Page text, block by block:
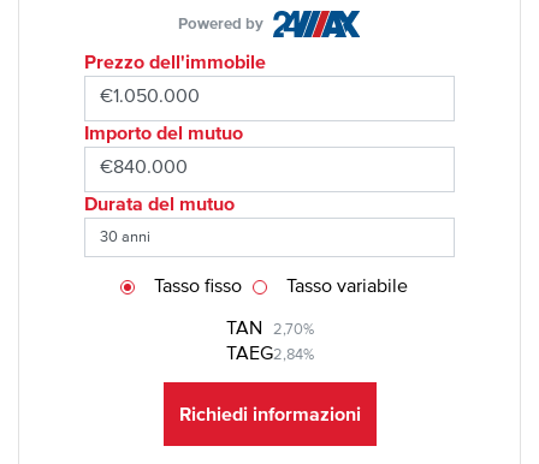
Powered by
Prezzo dell'immobile
Importo del mutuo
Durata del mutuo
TAN 2,70%
TAEG2,84%
Tasso fisso Tasso variabile
Richiedi informazioni